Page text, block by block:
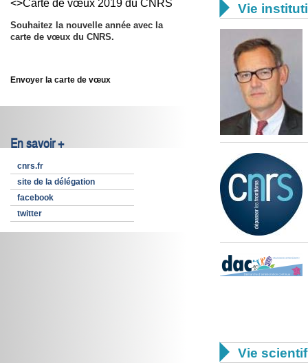
<>Carte de vœux 2019 du CNRS
Souhaitez la nouvelle année avec la
carte de vœux du CNRS.
Envoyer la carte de vœux
En savoir +
cnrs.fr
site de la délégation
facebook
twitter
 Vie
 Vie